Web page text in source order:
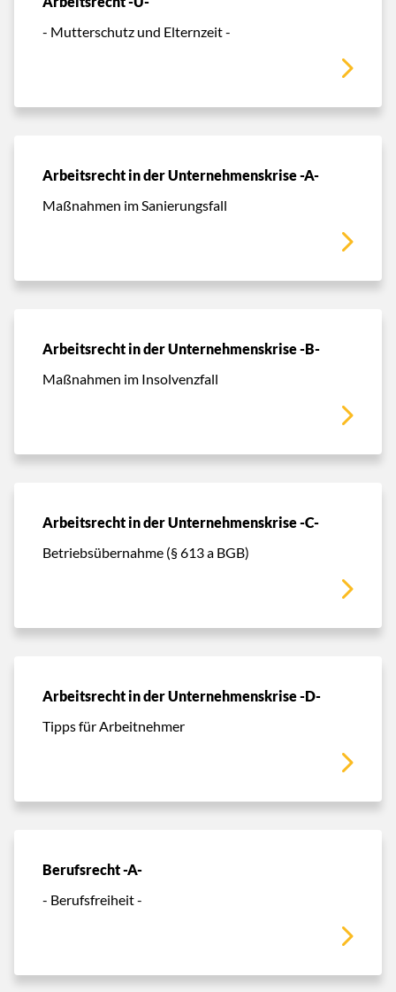
- Mutterschutz und Elternzeit -
Arbeitsrecht in der Unternehmenskrise -A-
Maßnahmen im Sanierungsfall
Arbeitsrecht in der Unternehmenskrise -B-
Maßnahmen im Insolvenzfall
Arbeitsrecht in der Unternehmenskrise -C-
Betriebsübernahme (§ 613 a BGB)
Arbeitsrecht in der Unternehmenskrise -D-
Tipps für Arbeitnehmer
Berufsrecht -A-
- Berufsfreiheit -